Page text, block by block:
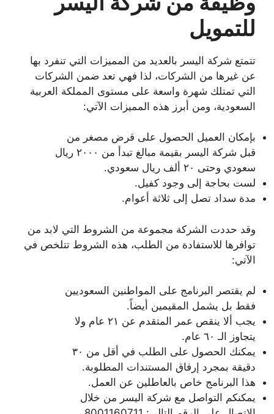
للتمويل
تتمتع شركة اليسر بالعديد من المميزات التي تنفرد بها
عن غيرها من الشركات، لذا فهي تعد ضمن الشركات
التي تمتلك شهرة واسعة على مستوى المملكة العربية
السعودية، ومن أبرز هذه المميزات الآتي:
بإمكان العميل الحصول على قرض مصغر من
قبل شركة اليسر بقيمة مبالغ تبدأ من ٢٠٠٠ ريال
سعودي وحتى ٢٠ ألف ريال سعودي.
لست بحاجة إلى وجود كفيل.
مدة سداد تصل إلى ثلاثة أعوام.
وقد حددت الشركة مجموعة من الشروط التي لابد من
توافرها للاستفادة من الطلب، هذه الشروط تتلخص في
الآتي:
لم يقتصر البرنامج على المواطنين السعوديين
فقط بل يشمل المقيمين أيضاً.
يجب ألا ينقص عمر المتقدم عن ٢١ عام ولا
يتجاوز الـ ٦٠ عام.
يمكنك الحصول على الطلب في أقل من ٣٠
دقيقة بمجرد إرفاق المستندات المطلوبة.
هذا البرنامج خاص بالعاطلين عن العمل.
يمكنكم التواصل مع شركة اليسر من خلال